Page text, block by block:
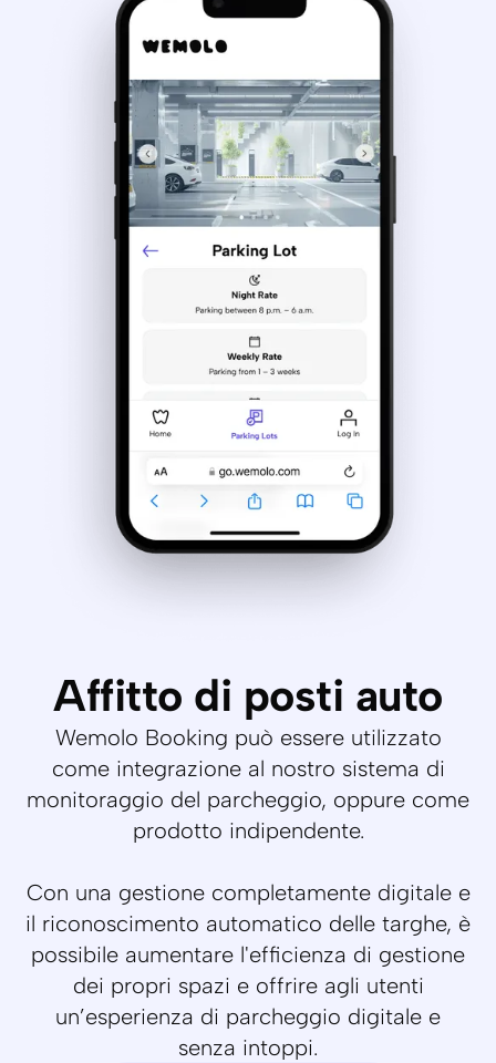
Affitto di posti auto
Wemolo Booking può essere utilizzato
come integrazione al nostro sistema di
monitoraggio del parcheggio, oppure come
prodotto indipendente.
Con una gestione completamente digitale e
il riconoscimento automatico delle targhe, è
possibile aumentare l'efficienza di gestione
dei propri spazi e offrire agli utenti
un’esperienza di parcheggio digitale e
senza intoppi.